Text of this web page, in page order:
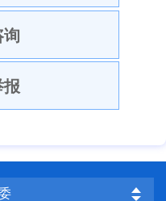
询
报